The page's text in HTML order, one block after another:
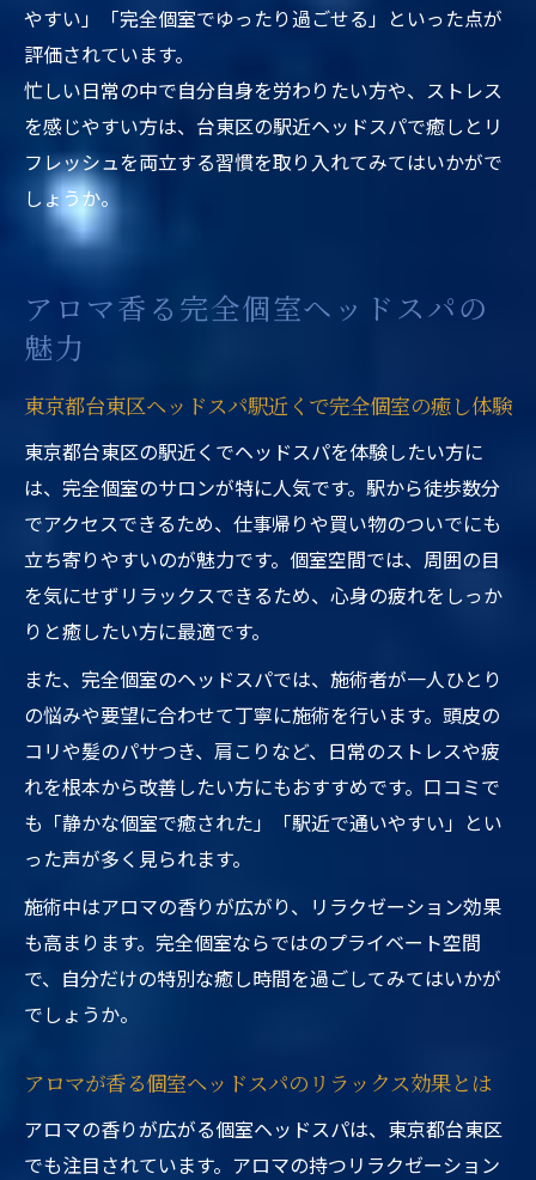
やすい」「完全個室でゆったり過ごせる」といった点が
評価されています。
忙しい日常の中で自分自身を労わりたい方や、ストレス
を感じやすい方は、台東区の駅近ヘッドスパで癒しとリ
フレッシュを両立する習慣を取り入れてみてはいかがで
しょうか。
アロマ香る完全個室ヘッドスパの
魅力
東京都台東区ヘッドスパ駅近くで完全個室の癒し体験
東京都台東区の駅近くでヘッドスパを体験したい方に
は、完全個室のサロンが特に人気です。駅から徒歩数分
でアクセスできるため、仕事帰りや買い物のついでにも
立ち寄りやすいのが魅力です。個室空間では、周囲の目
を気にせずリラックスできるため、心身の疲れをしっか
りと癒したい方に最適です。
また、完全個室のヘッドスパでは、施術者が一人ひとり
の悩みや要望に合わせて丁寧に施術を行います。頭皮の
コリや髪のパサつき、肩こりなど、日常のストレスや疲
れを根本から改善したい方にもおすすめです。口コミで
も「静かな個室で癒された」「駅近で通いやすい」とい
った声が多く見られます。
施術中はアロマの香りが広がり、リラクゼーション効果
も高まります。完全個室ならではのプライベート空間
で、自分だけの特別な癒し時間を過ごしてみてはいかが
でしょうか。
アロマが香る個室ヘッドスパのリラックス効果とは
アロマの香りが広がる個室ヘッドスパは、東京都台東区
でも注目されています。アロマの持つリラクゼーション